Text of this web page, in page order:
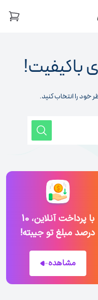
باکیفیت!
با پرداخت آنلاین، 10
درصد مبلغ تو جیبته!
مشاهده